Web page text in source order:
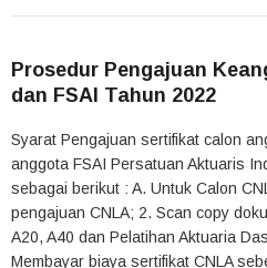
Prosedur Pengajuan
dan FSAI Tahun 2022
Syarat Pengajuan sertifikat calon
anggota FSAI Persatuan Aktuaris
sebagai berikut : A. Untuk Calon
pengajuan CNLA; 2. Scan copy
A20, A40 dan Pelatihan Aktuaria
Membayar biaya sertifikat CNLA